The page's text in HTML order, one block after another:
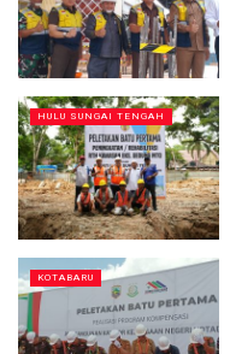
HULU SUNGAI TENGAH
KOTABARU